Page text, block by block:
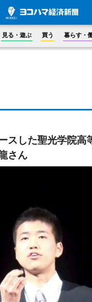
見る・遊ぶ 買う 暮らす・
スした聖光学院高
さん